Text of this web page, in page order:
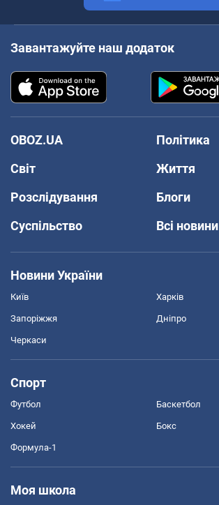
Завантажуйте наш додаток
OBOZ.UA
Політика
Світ
Життя
Розслідування
Блоги
Суспільство
Всі новини
Новини України
Київ Харків
Запоріжжя Дніпро
Черкаси
Спорт
Футбол Баскетбол
Хокей Бокс
Формула-1
Моя школа